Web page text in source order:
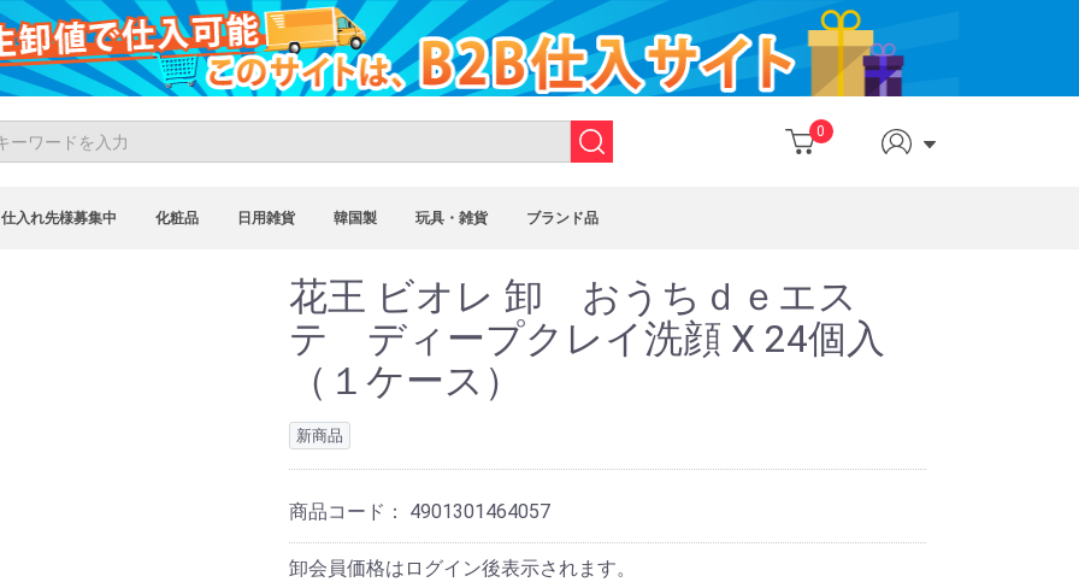
0
仕入れ先様募集中 化粧品 日用雑貨 韓国製 玩具・雑貨 ブランド品
花王 ビオレ 卸 おうちｄｅエス
テ ディープクレイ洗顔 X 24個入
（１ケース）
新商品
商品コード： 4901301464057
卸会員価格はログイン後表示されます。